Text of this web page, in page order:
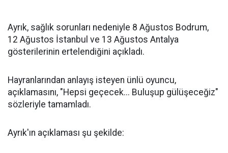
Ayrık, sağlık sorunları nedeniyle 8 Ağustos Bodrum,
12 Ağustos İstanbul ve 13 Ağustos Antalya
gösterilerinin ertelendiğini açıkladı.
Hayranlarından anlayış isteyen ünlü oyuncu,
açıklamasını, "Hepsi geçecek... Buluşup gülüşeceğiz"
sözleriyle tamamladı.
Ayrık'ın açıklaması şu şekilde: